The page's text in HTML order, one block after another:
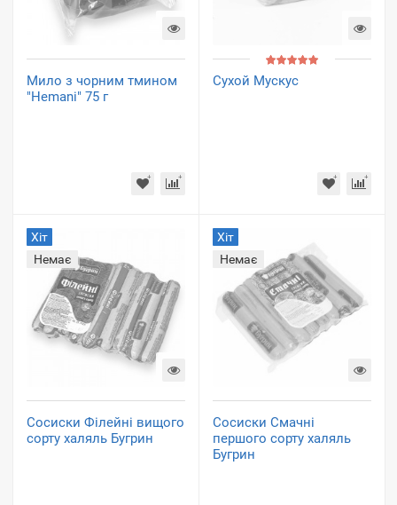
Мило з чорним тмином
"Hemani" 75 г
Сухой Мускус
Хіт
Немає
Сосиски Філейні вищого
сорту халяль Бугрин
Хіт
Немає
Сосиски Смачні
першого сорту халяль
Бугрин